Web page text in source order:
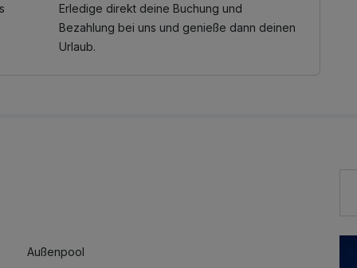
Erledige direkt deine Buchung und
Bezahlung bei uns und genieße dann deinen
Urlaub.
Außenpool